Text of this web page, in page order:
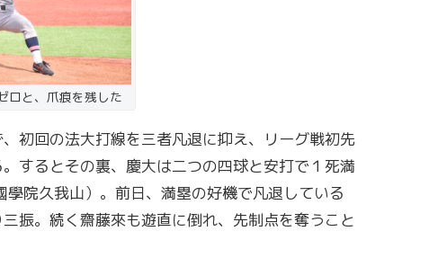
ロと、爪痕を残した
初回の法大打線を三者凡退に抑え、リーグ戦初先
するとその裏、慶大は二つの四球と安打で１死満
院久我山）。前日、満塁の好機で凡退している
振。続く齋藤來も遊直に倒れ、先制点を奪うこと